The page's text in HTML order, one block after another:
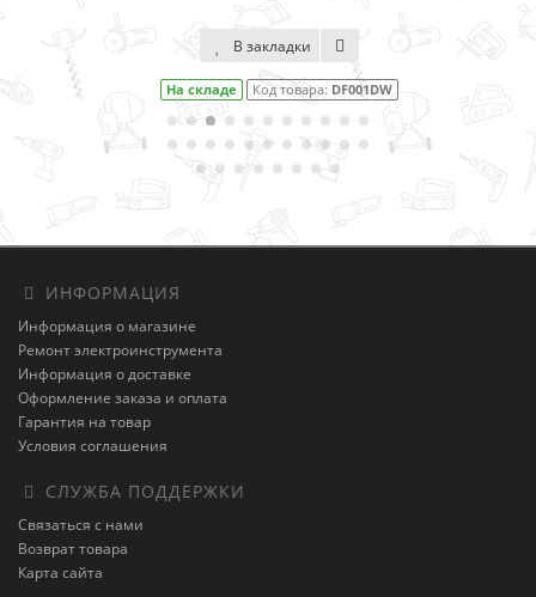
В закладки
На складе Код товара:DF001DW
ИНФОРМАЦИЯ
Информация о магазине
Ремонт электроинструмента
Информация о доставке
Оформление заказа и оплата
Гарантия на товар
Условия соглашения
СЛУЖБА ПОДДЕРЖКИ
Связаться с нами
Возврат товара
Карта сайта